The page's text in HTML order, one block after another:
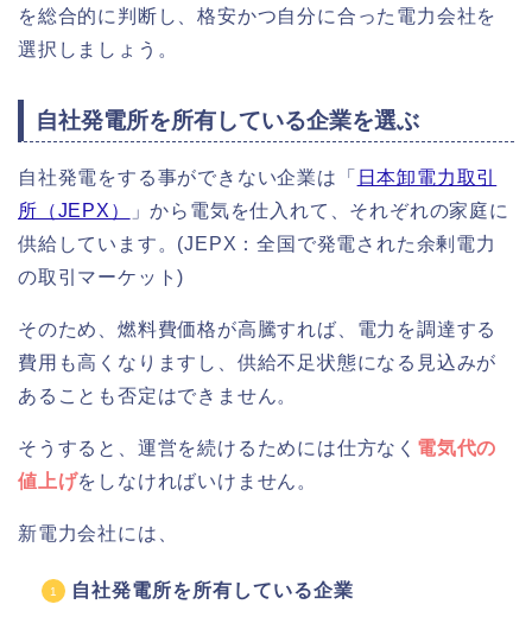
を総合的に判断し、格安かつ自分に合った電力会社を
選択しましょう。
自社発電所を所有している企業を選ぶ
自社発電をする事ができない企業は「 日本卸電力取引
所（JEPX）
」から電気を仕入れて、それぞれの家庭に
供給しています。(JEPX：全国で発電された余剰電力
の取引マーケット)
そのため、燃料費価格が高騰すれば、電力を調達する
費用も高くなりますし、供給不足状態になる見込みが
あることも否定はできません。
そうすると、運営を続けるためには仕方なく 電気代の
値上げをしなければいけません。
新電力会社には、
自社発電所を所有している企業